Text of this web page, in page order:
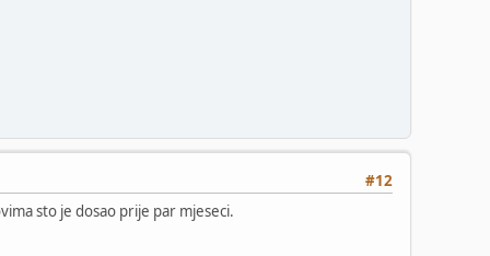
#12
sto je dosao prije par mjeseci.